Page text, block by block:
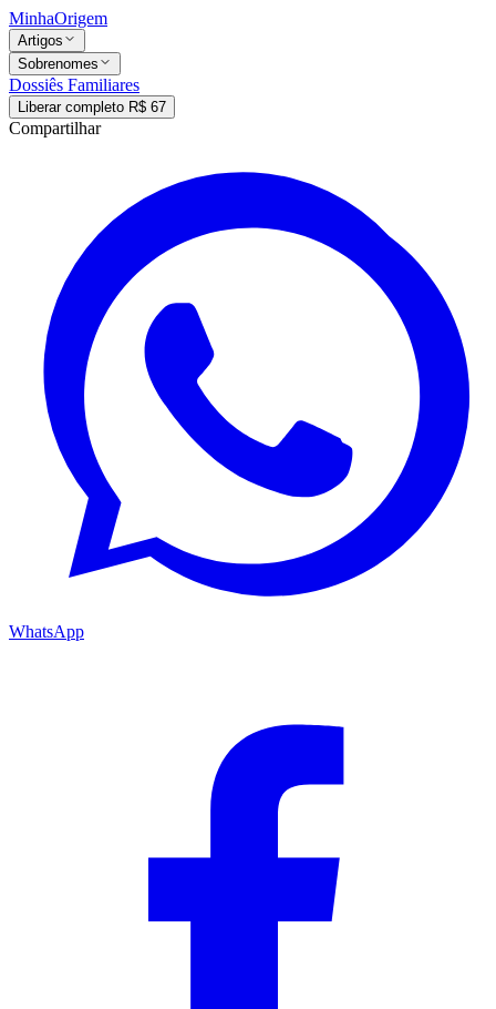
MinhaOrigem
Artigos
Sobrenomes
Dossiês Familiares
Liberar completo R$ 67
Compartilhar
WhatsApp